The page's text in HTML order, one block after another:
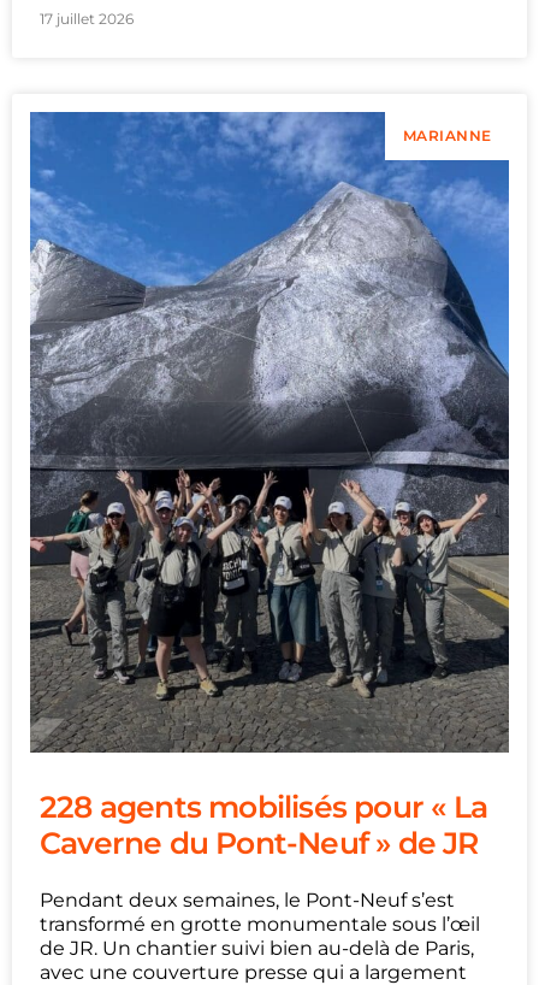
17 juillet 2026
MARIANNE
228 agents mobilisés pour « La
Caverne du Pont-Neuf » de JR
Pendant deux semaines, le Pont-Neuf s’est
transformé en grotte monumentale sous l’œil
de JR. Un chantier suivi bien au-delà de Paris,
avec une couverture presse qui a largement